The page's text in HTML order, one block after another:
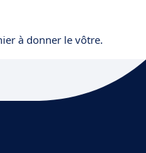
à donner le vôtre.